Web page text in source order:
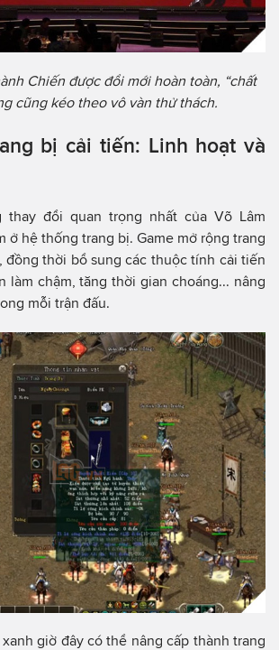
Chiến được đổi mới hoàn toàn, “chất
cũng kéo theo vô vàn thử thách.
bị cải tiến: Linh hoạt và
thay đổi quan trọng nhất của Võ Lâm
ở hệ thống trang bị. Game mở rộng trang
đồng thời bổ sung các thuộc tính cải tiến
làm chậm, tăng thời gian choáng... nâng
mỗi trận đấu.
giờ đây có thể nâng cấp thành trang